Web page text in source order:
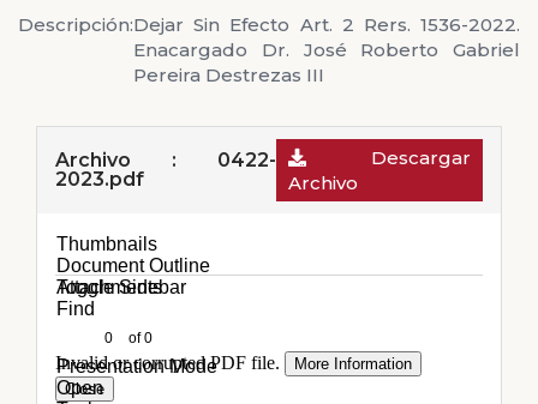
Descripción:Dejar Sin Efecto Art. 2 Rers. 1536-2022.
Enacargado Dr. José Roberto Gabriel
Pereira Destrezas III
Archivo : 0422-
2023.pdf
Descargar
Archivo